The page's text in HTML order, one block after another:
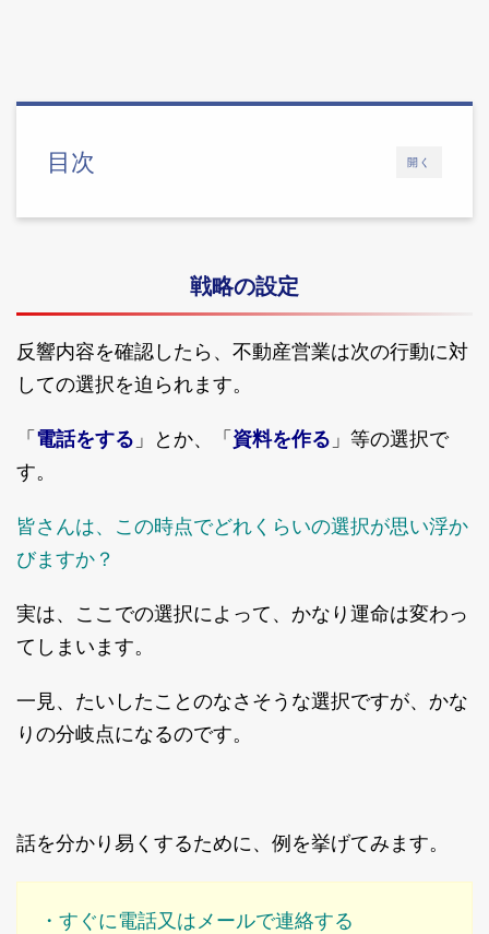
開く
目次
戦略の設定
反響内容を確認したら、不動産営業は次の行動に対
しての選択を迫られます。
「 電話をする 」とか、「 資料を作る 」等の選択で
す。
皆さんは、この時点でどれくらいの選択が思い浮か
びますか？
実は、ここでの選択によって、かなり運命は変わっ
てしまいます。
一見、たいしたことのなさそうな選択ですが、かな
りの分岐点になるのです。
話を分かり易くするために、例を挙げてみます。
・すぐに電話又はメールで連絡する